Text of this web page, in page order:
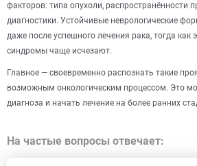
факторов: типа опухоли, распространённости
диагностики. Устойчивые неврологические
даже после успешного лечения рака, тогда
синдромы чаще исчезают.
Главное — своевременно распознать такие
возможным онкологическим процессом. Это
диагноза и начать лечение на более ранних
На частые вопросы отвечает: